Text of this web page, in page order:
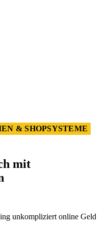
anfangen
& SHOPSYSTEME
mit
unkompliziert online Geld